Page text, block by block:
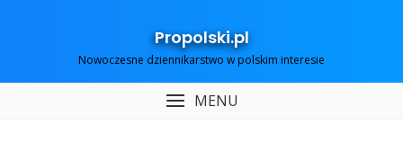
Propolski.pl
Nowoczesne dziennikarstwo w polskim interesie
MENU